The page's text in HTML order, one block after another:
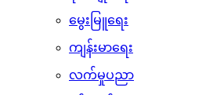
မွေးမြူရေး
ကျန်းမာရေး
လက်မှုပညာ